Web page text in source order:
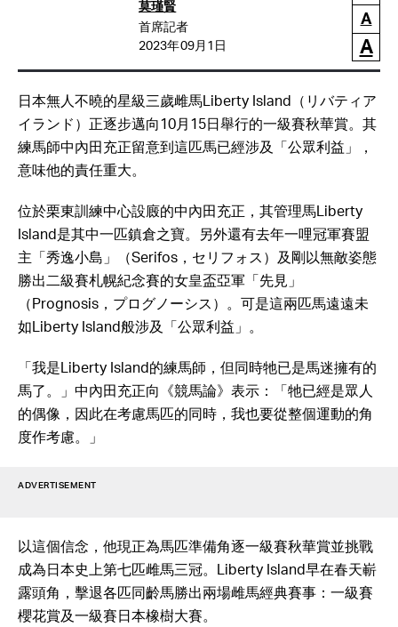
莫瑾賢
首席記者
2023年09月1日
A
A
日本無人不曉的星級三歲雌馬Liberty Island（リバティア
イランド）正逐步邁向10月15日舉行的一級賽秋華賞。其
練馬師中內田充正留意到這匹馬已經涉及「公眾利益」，
意味他的責任重大。
位於栗東訓練中心設廄的中內田充正，其管理馬Liberty
Island是其中一匹鎮倉之寶。另外還有去年一哩冠軍賽盟
主「秀逸小島」（Serifos，セリフォス）及剛以無敵姿態
勝出二級賽札幌紀念賽的女皇盃亞軍「先見」
（Prognosis，プログノーシス）。可是這兩匹馬遠遠未
如Liberty Island般涉及「公眾利益」。
「我是Liberty Island的練馬師，但同時牠已是馬迷擁有的
馬了。」中內田充正向《競馬論》表示：「牠已經是眾人
的偶像，因此在考慮馬匹的同時，我也要從整個運動的角
度作考慮。」
ADVERTISEMENT
以這個信念，他現正為馬匹準備角逐一級賽秋華賞並挑戰
成為日本史上第七匹雌馬三冠。Liberty Island早在春天嶄
露頭角，擊退各匹同齡馬勝出兩場雌馬經典賽事：一級賽
櫻花賞及一級賽日本橡樹大賽。